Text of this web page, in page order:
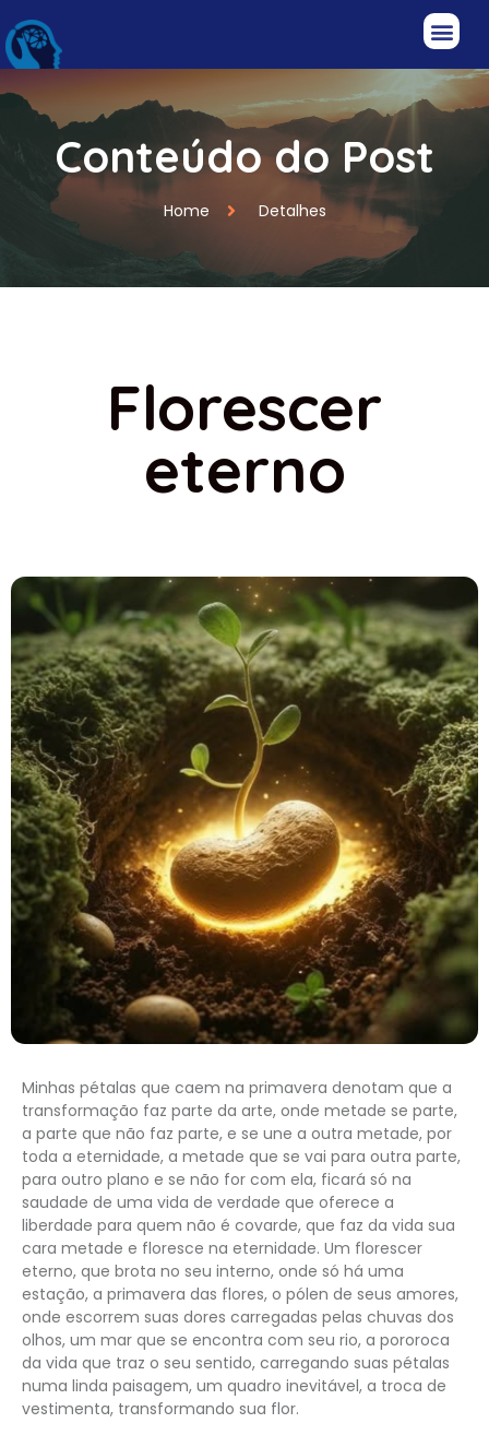
Conteúdo do Post
Home Detalhes
Florescer
eterno
Minhas pétalas que caem na primavera denotam que a
transformação faz parte da arte, onde metade se parte,
a parte que não faz parte, e se une a outra metade, por
toda a eternidade, a metade que se vai para outra parte,
para outro plano e se não for com ela, ficará só na
saudade de uma vida de verdade que oferece a
liberdade para quem não é covarde, que faz da vida sua
cara metade e floresce na eternidade. Um florescer
eterno, que brota no seu interno, onde só há uma
estação, a primavera das flores, o pólen de seus amores,
onde escorrem suas dores carregadas pelas chuvas dos
olhos, um mar que se encontra com seu rio, a pororoca
da vida que traz o seu sentido, carregando suas pétalas
numa linda paisagem, um quadro inevitável, a troca de
vestimenta, transformando sua flor.